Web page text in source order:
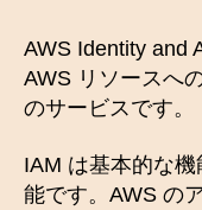
AWS Identity and
AWS リソースへ
のサービスです。
IAM は基本的な
能です。AWS の